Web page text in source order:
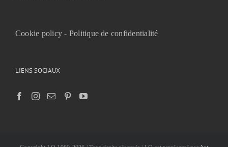
Cookie policy - Politique de confidentialité
LIENS SOCIAUX